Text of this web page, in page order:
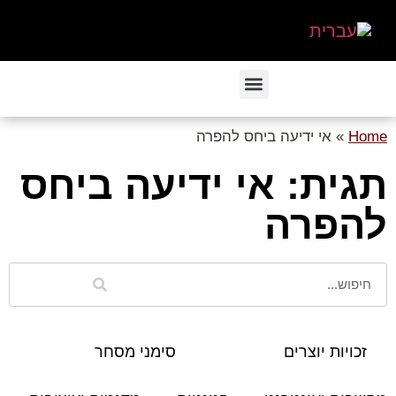
Home
» אי ידיעה ביחס להפרה
תגית: אי ידיעה ביחס
להפרה
זכויות יוצרים סימני מסחר